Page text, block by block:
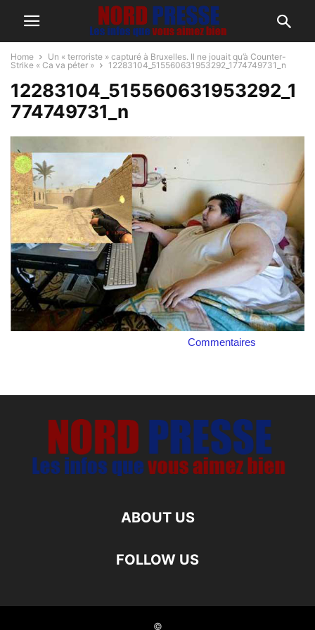
Home
Un « terroriste » capturé à Bruxelles. Il ne jouait qu’à Counter-
Strike « Ca va péter »
12283104_515560631953292_1774749731_n
12283104_515560631953292_1
774749731_n
Commentaires
ABOUT US
FOLLOW US
©